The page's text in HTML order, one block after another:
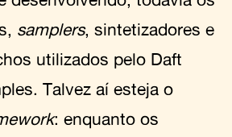
samplers, sintetizadores e
utilizados pelo Daft
Talvez aí esteja o
: enquanto os